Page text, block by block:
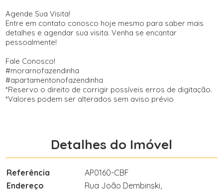
Agende Sua Visita!
Entre em contato conosco hoje mesmo para saber mais
detalhes e agendar sua visita. Venha se encantar
pessoalmente!
Fale Conosco!
#morarnofazendinha
#apartamentonofazendinha
*Reservo o direito de corrigir possíveis erros de digitação.
*Valores podem ser alterados sem aviso prévio
Detalhes do Imóvel
Referência
AP0160-CBF
Endereço
Rua João Dembinski,